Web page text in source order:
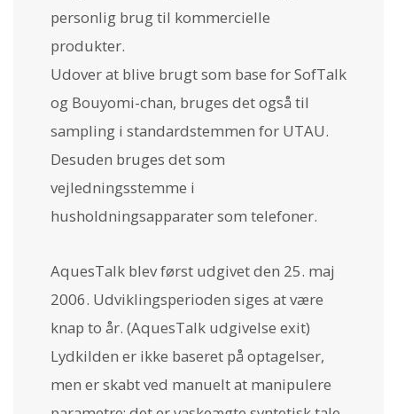
personlig brug til kommercielle
produkter.
Udover at blive brugt som base for SofTalk
og Bouyomi-chan, bruges det også til
sampling i standardstemmen for UTAU.
Desuden bruges det som
vejledningsstemme i
husholdningsapparater som telefoner.
AquesTalk blev først udgivet den 25. maj
2006. Udviklingsperioden siges at være
knap to år. (AquesTalk udgivelse exit)
Lydkilden er ikke baseret på optagelser,
men er skabt ved manuelt at manipulere